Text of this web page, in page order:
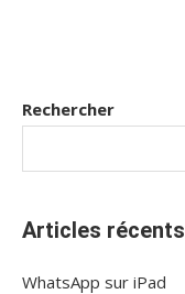
Rechercher
Articles récents
WhatsApp sur iPad